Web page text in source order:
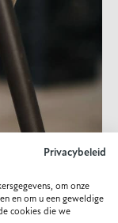
Privacybeleid
om onze
en om u een geweldige
cookies die we